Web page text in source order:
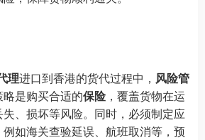
理进口到香港的货代过程中， 风险管
是购买合适的保险，覆盖货物在运
、损坏等风险。同时，必须制定应
例如海关查验延误、航班取消等，预